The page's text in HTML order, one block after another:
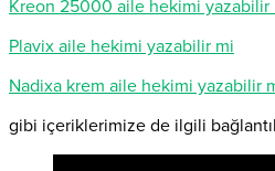
Kreon 25000 aile hekimi yazabilir
Plavix aile hekimi yazabilir mi
Nadixa krem aile hekimi yazabilir
gibi içeriklerimize de ilgili